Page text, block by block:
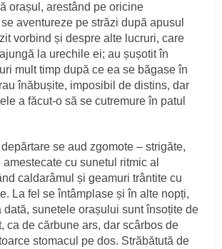
orașul, arestând pe oricine
aventureze pe străzi după apusul
vorbind și despre alte lucruri, care
la urechile ei; au șușotit în
mult timp după ce ea se băgase în
înăbușite, imposibil de distins, dar
a făcut‑o să se cutremure în patul
se aud zgomote – strigăte,
cu sunetul ritmic al
caldarâmul și geamuri trântite cu
La fel se întâmplase și în alte nopți,
dată, sunetele orașului sunt însoțite de
ca de cărbune ars, dar scârbos de
stomacul pe dos. Străbătută de